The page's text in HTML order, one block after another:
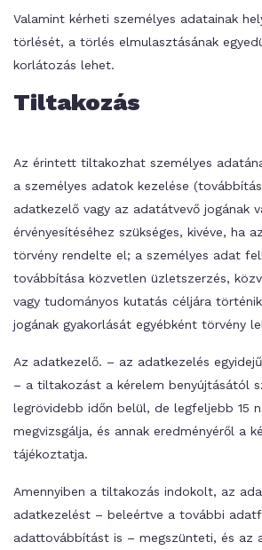
Valamint kérheti személyes adatainak
törlését, a törlés elmulasztásának
korlátozás lehet.
Tiltakozás
Az érintett tiltakozhat személyes
a személyes adatok kezelése
adatkezelő vagy az adatátvevő jogának
érvényesítéséhez szükséges, kivéve, ha
törvény rendelte el; a személyes adat
továbbítása közvetlen üzletszerzés,
vagy tudományos kutatás céljára
jogának gyakorlását egyébként törvény
Az adatkezelő. – az adatkezelés
– a tiltakozást a kérelem benyújtásától
legrövidebb időn belül, de legfeljebb 15
megvizsgálja, és annak eredményéről a
tájékoztatja.
Amennyiben a tiltakozás indokolt, az
adatkezelést – beleértve a további
adattovábbítást is – megszünteti, és az